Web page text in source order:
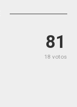
81
18 votos